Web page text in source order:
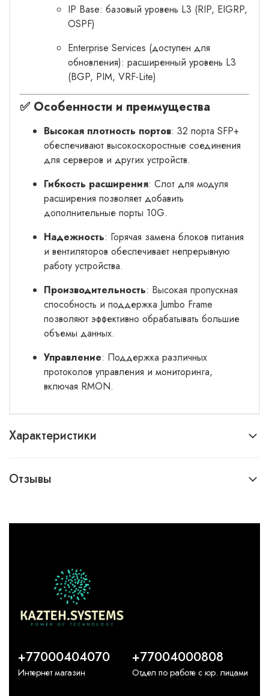
IP Base: базовый уровень L3 (RIP, EIGRP,
OSPF)
Enterprise Services (доступен для
обновления): расширенный уровень L3
(BGP, PIM, VRF-Lite)
✅ Особенности и преимущества
Высокая плотность портов: 32 порта SFP+
обеспечивают высокоскоростные соединения
для серверов и других устройств.
Гибкость расширения: Слот для модуля
расширения позволяет добавить
дополнительные порты 10G.
Надежность: Горячая замена блоков питания
и вентиляторов обеспечивает непрерывную
работу устройства.
Производительность: Высокая пропускная
способность и поддержка Jumbo Frame
позволяют эффективно обрабатывать большие
объемы данных.
Управление: Поддержка различных
протоколов управления и мониторинга,
включая RMON.
Характеристики
Отзывы
+77000404070
Интернет магазин
+77004000808
Отдел по работе с юр. лицами